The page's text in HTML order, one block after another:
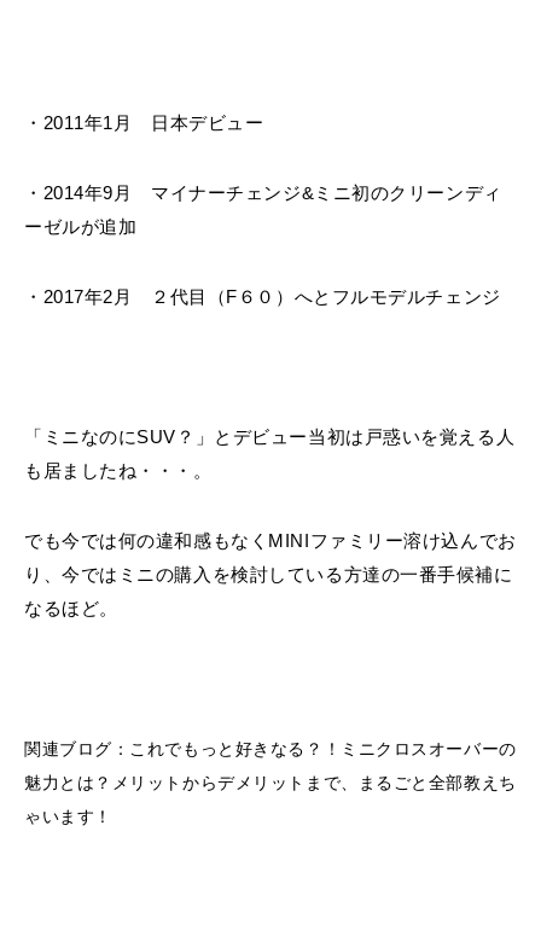
・2011年1月 日本デビュー
・2014年9月 マイナーチェンジ&ミニ初のクリーンディ
ーゼルが追加
・2017年2月 ２代目（F６０）へとフルモデルチェンジ
「ミニなのにSUV？」とデビュー当初は戸惑いを覚える人
も居ましたね・・・。
でも今では何の違和感もなくMINIファミリー溶け込んでお
り、今ではミニの購入を検討している方達の一番手候補に
なるほど。
関連ブログ： これでもっと好きなる？！ミニクロスオーバーの
魅力とは？メリットからデメリットまで、まるごと全部教えち
ゃいます！